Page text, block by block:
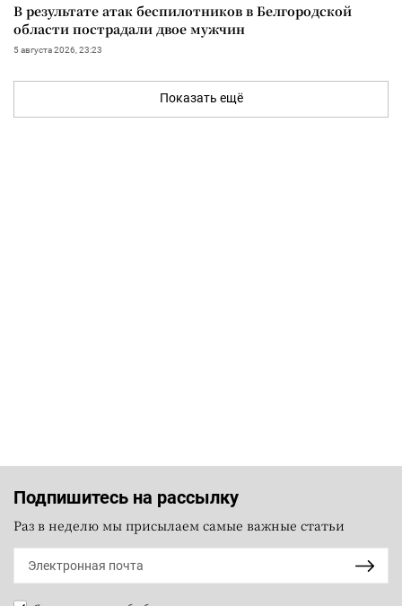
В результате атак беспилотников в Белгородской
области пострадали двое мужчин
5 августа 2026, 23:23
Показать ещё
Подпишитесь на рассылку
Раз в неделю мы присылаем самые важные статьи